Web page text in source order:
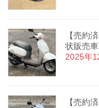
【売約
状販売車
2025年
【売約